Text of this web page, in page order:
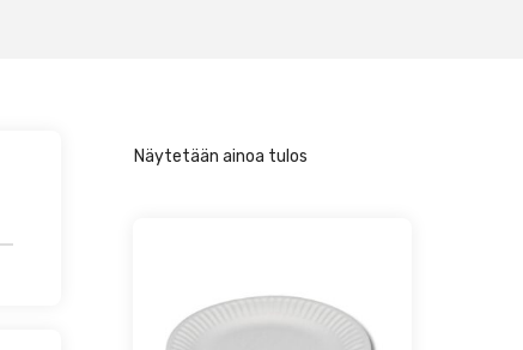
Näytetään ainoa tulos